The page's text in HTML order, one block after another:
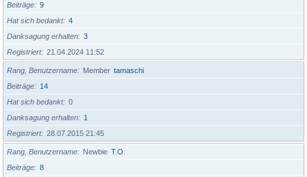
Beiträge
9
Hat sich bedankt
4
Danksagung erhalten
3
Registriert
21.04.2024 11:52
Rang, Benutzername Member tamaschi
Beiträge
14
Hat sich bedankt
0
Danksagung erhalten
1
Registriert
28.07.2015 21:45
Rang, Benutzername Newbie T.O.
Beiträge
8